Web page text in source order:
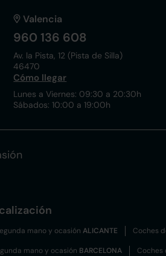
Valencia
960 136 608
Av. la Pista, 12 (Pista de Silla)
46470
Cómo llegar
Lunes a Viernes: 09:30 a 20:30h
Sábados: 10:00 a 19:00h
mano y ocasión ALICANTE Coches
mano y ocasión BARCELONA Coches